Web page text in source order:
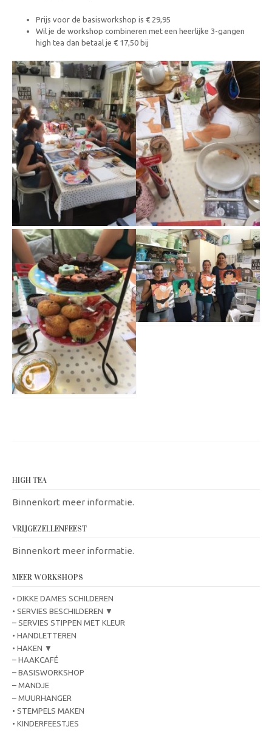
Prijs voor de basisworkshop is € 29,95
Wil je de workshop combineren met een heerlijke 3-gangen
high tea dan betaal je € 17,50 bij
HIGH TEA
Binnenkort meer informatie.
VRIJGEZELLENFEEST
Binnenkort meer informatie.
MEER WORKSHOPS
• DIKKE DAMES SCHILDEREN
• SERVIES BESCHILDEREN ▼
– SERVIES STIPPEN MET KLEUR
• HANDLETTEREN
• HAKEN ▼
– HAAKCAFÉ
– BASISWORKSHOP
– MANDJE
– MUURHANGER
• STEMPELS MAKEN
• KINDERFEESTJES